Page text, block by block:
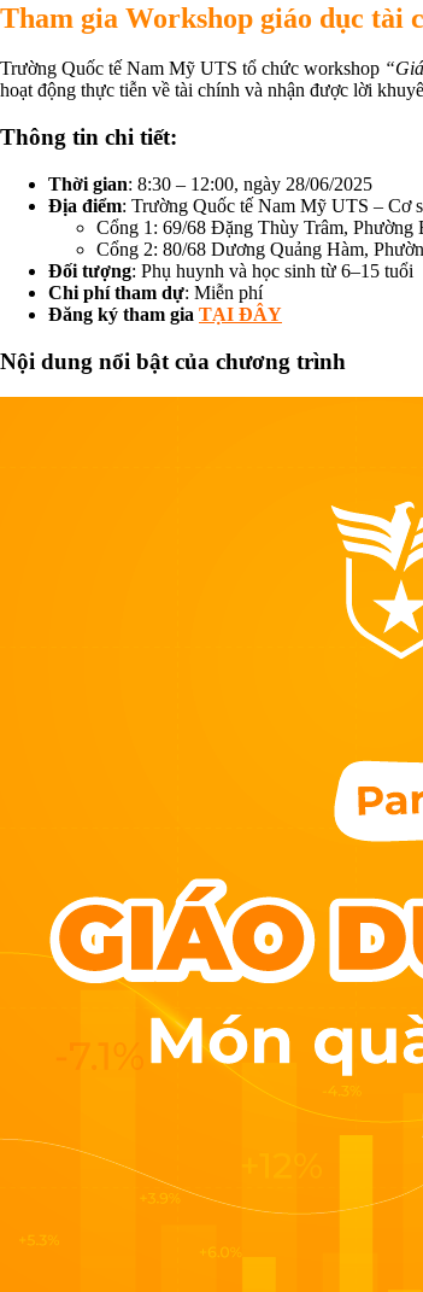
Tham gia Workshop giáo dục tài
Trường Quốc tế Nam Mỹ UTS tổ chức workshop
hoạt động thực tiễn về tài chính và nhận được lời
Thông tin chi tiết:
Thời gian: 8:30 – 12:00, ngày 28/06/2025
Địa điểm: Trường Quốc tế Nam Mỹ UTS – Cơ
Cổng 1: 69/68 Đặng Thùy Trâm,
Cổng 2: 80/68 Dương Quảng Hàm,
Đối tượng: Phụ huynh và học sinh từ 6–15 tuổi
Chi phí tham dự: Miễn phí
Đăng ký tham gia TẠI ĐÂY
Nội dung nổi bật của chương trình